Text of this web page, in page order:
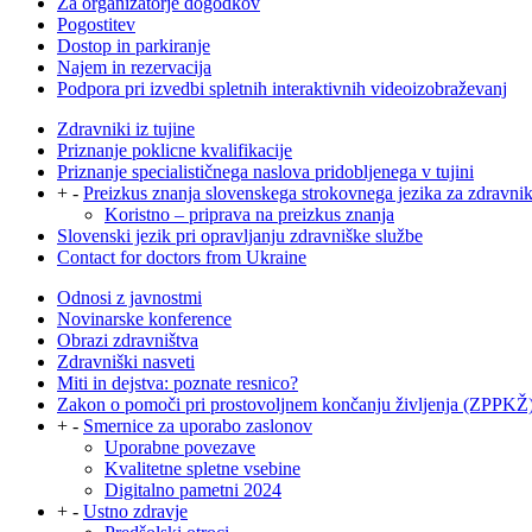
Pogostitev
Dostop in parkiranje
Najem in rezervacija
Podpora pri izvedbi spletnih interaktivnih videoizobraževanj
Zdravniki iz tujine
Priznanje poklicne kvalifikacije
Priznanje specialističnega naslova pridobljenega v tujini
+ - Preizkus znanja slovenskega strokovnega jezika za
Koristno – priprava na preizkus znanja
Slovenski jezik pri opravljanju zdravniške službe
Contact for doctors from Ukraine
Odnosi z javnostmi
Novinarske konference
Obrazi zdravništva
Zdravniški nasveti
Miti in dejstva: poznate resnico?
Zakon o pomoči pri prostovoljnem končanju življenja
+ - Smernice za uporabo zaslonov
Uporabne povezave
Kvalitetne spletne vsebine
Digitalno pametni 2024
+ - Ustno zdravje